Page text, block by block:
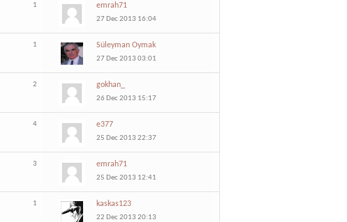
1 emrah71
27 Dec 2013 16:04
1 Süleyman Oymak
27 Dec 2013 03:01
2 gokhan_
26 Dec 2013 15:17
4 e377
25 Dec 2013 22:37
3 emrah71
25 Dec 2013 12:41
1 kaskas123
22 Dec 2013 20:13